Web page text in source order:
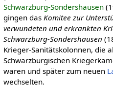
Schwarzburg-Sondershausen
gingen das Komitee zur
verwundeten und erkrankten
Schwarzburg-Sondershausen
Krieger-Sanitätskolonnen, die
Schwarzburgischen
waren und später zum neuen
wechselten.